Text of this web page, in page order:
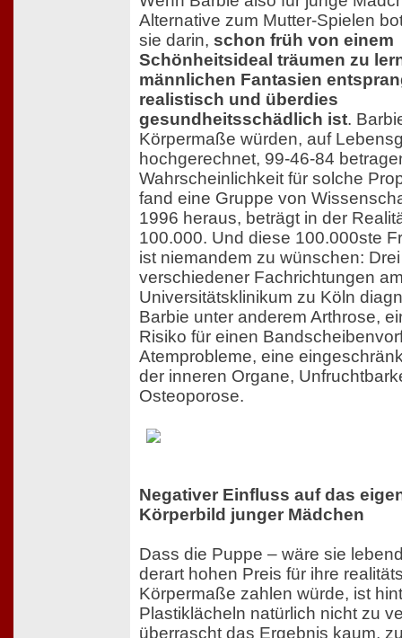
Alternative zum Mutter-Spielen
sie darin, schon früh von einem
Schönheitsideal träumen zu
männlichen Fantasien
realistisch und überdies
gesundheitsschädlich ist.
Körpermaße würden, auf
hochgerechnet, 99-46-84
Wahrscheinlichkeit für solche
fand eine Gruppe von
1996 heraus, beträgt in der
100.000. Und diese 100.000ste
ist niemandem zu wünschen:
verschiedener Fachrichtungen
Universitätsklinikum zu Köln
Barbie unter anderem Arthrose,
Risiko für einen
Atemprobleme, eine
der inneren Organe,
Osteoporose.
Negativer Einfluss auf das
Körperbild junger Mädchen
Dass die Puppe – wäre sie
derart hohen Preis für ihre
Körpermaße zahlen würde, ist
Plastiklächeln natürlich nicht zu
überrascht das Ergebnis kaum,